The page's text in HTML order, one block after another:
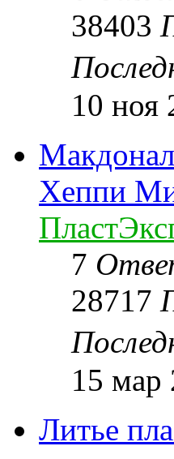
38403
10 ноя
Хеппи
7
28717
15 мар
Литье